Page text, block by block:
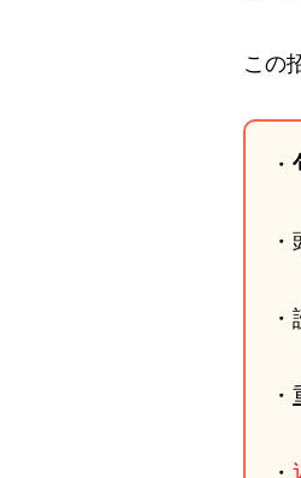
この
・
・
・